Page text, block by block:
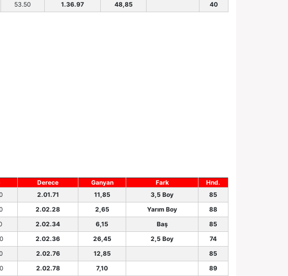
53.50 1.36.97 48,85 40
Derece Ganyan Fark
Hnd.
2.01.71 11,85 3,5 Boy
85
2.02.28 2,65 Yarım Boy
88
2.02.34 6,15 Baş
85
2.02.36 26,45 2,5 Boy
74
2.02.76 12,85
85
2.02.78 7,10 89